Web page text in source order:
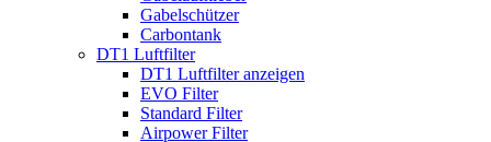
Gabelschützer
Carbontank
DT1 Luftfilter
DT1 Luftfilter anzeigen
EVO Filter
Standard Filter
Airpower Filter